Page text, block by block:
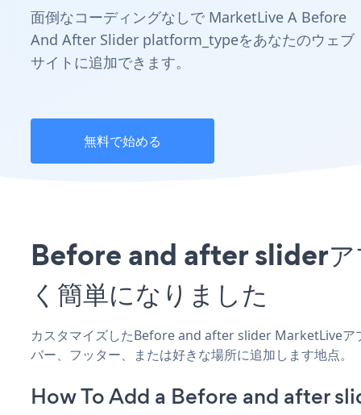
面倒なコーディングなしで MarketLive A Before
And After Slider platform_typeをあなたのウェブ
サイトに追加できます。
無料で始める
Before and after sliderア
く簡単になりました
カスタマイズしたBefore and after slider MarketLive
バー、フッター、または好きな場所に追加します地点。
How To Add a Before and after